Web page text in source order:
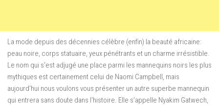
La mode depuis des décennies célèbre (enfin) la beauté africaine:
peau noire, corps statuaire, yeux pénétrants et un charme irrésistible.
Le nom qui s’est adjugé une place parmi les mannequins noirs les plus
mythiques est certainement celui de Naomi Campbell, mais
aujourd’hui nous voulons vous présenter un autre superbe mannequin
qui entrera sans doute dans l’histoire. Elle s’appelle Nyakim Gatwech,